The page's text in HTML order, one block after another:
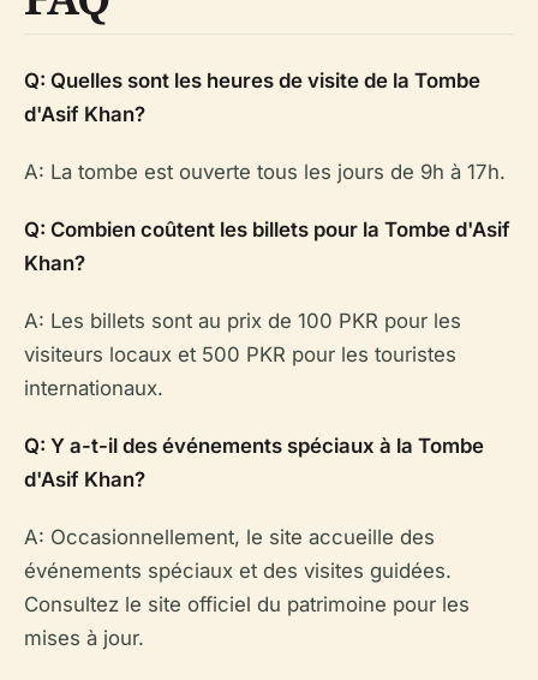
Q: Quelles sont les heures de visite de la Tombe
d'Asif Khan?
A: La tombe est ouverte tous les jours de 9h à 17h.
Q: Combien coûtent les billets pour la Tombe d'Asif
Khan?
A: Les billets sont au prix de 100 PKR pour les
visiteurs locaux et 500 PKR pour les touristes
internationaux.
Q: Y a-t-il des événements spéciaux à la Tombe
d'Asif Khan?
A: Occasionnellement, le site accueille des
événements spéciaux et des visites guidées.
Consultez le site officiel du patrimoine pour les
mises à jour.